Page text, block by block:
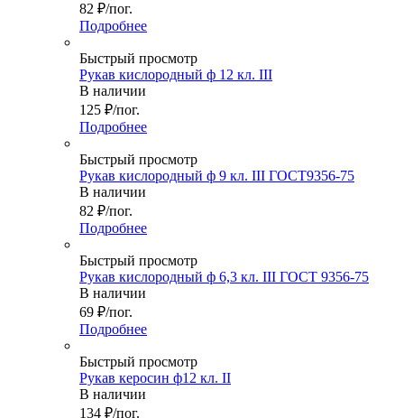
82 ₽/пог.
Подробнее
Быстрый просмотр
Рукав кислородный ф 12 кл. III
В наличии
125 ₽/пог.
Подробнее
Быстрый просмотр
Рукав кислородный ф 9 кл. III ГОСТ9356-75
В наличии
82 ₽/пог.
Подробнее
Быстрый просмотр
Рукав кислородный ф 6,3 кл. III ГОСТ 9356-75
В наличии
69 ₽/пог.
Подробнее
Быстрый просмотр
Рукав керосин ф12 кл. II
В наличии
134 ₽/пог.